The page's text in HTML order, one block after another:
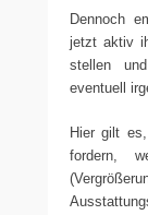
Dennoch
jetzt aktiv
stellen
eventuell
Hier gilt
fordern,